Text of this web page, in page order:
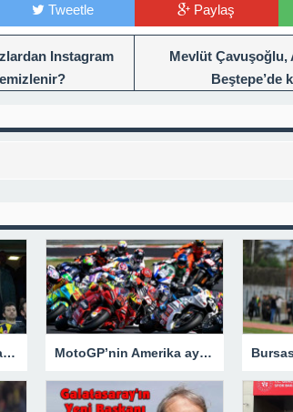
Tweetle Paylaş
Instagram
Mevlüt Çavuşoğlu,
Beştepe’de
Stefan Kuntz, derbiyi takip etti MotoGP’nin Amerika ayağını Alex Rins kazandı